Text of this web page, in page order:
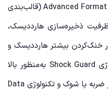
Advanced Format(قالب‌بندی
ذخیره‌سازی هارددیسک،
خنک‌کردن بیشتر هارددیسک و
Shock Guard به‌منظور بالا
ضربه یا شوک و تکنولوژی Data